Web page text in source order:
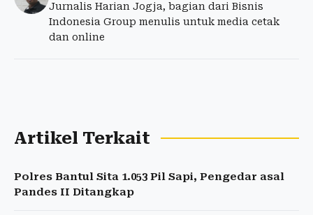
Jurnalis Harian Jogja, bagian dari Bisnis
Indonesia Group menulis untuk media cetak
dan online
Artikel Terkait
Polres Bantul Sita 1.053 Pil Sapi, Pengedar asal
Pandes II Ditangkap